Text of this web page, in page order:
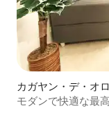
カガヤン・デ・オ
ト
モダンで快適な最